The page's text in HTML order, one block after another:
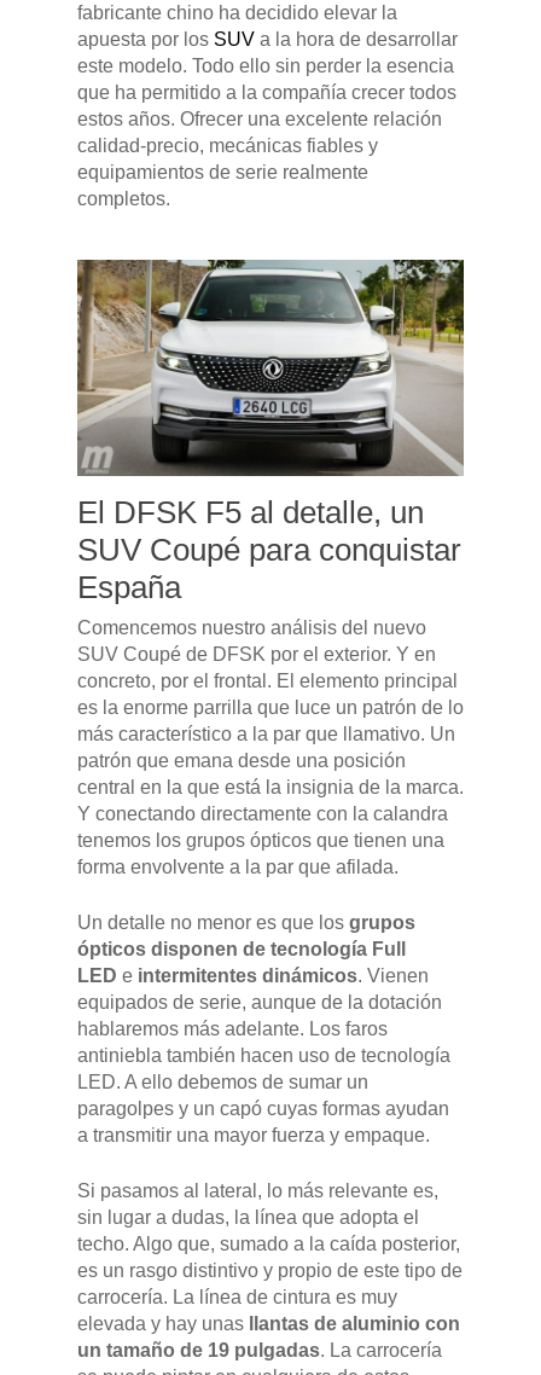
fabricante chino ha decidido elevar la
apuesta por los SUV a la hora de desarrollar
este modelo. Todo ello sin perder la esencia
que ha permitido a la compañía crecer todos
estos años. Ofrecer una excelente relación
calidad-precio, mecánicas fiables y
equipamientos de serie realmente
completos.
El DFSK F5 al detalle, un
SUV Coupé para conquistar
España
Comencemos nuestro análisis del nuevo
SUV Coupé de DFSK por el exterior. Y en
concreto, por el frontal. El elemento principal
es la enorme parrilla que luce un patrón de lo
más característico a la par que llamativo. Un
patrón que emana desde una posición
central en la que está la insignia de la marca.
Y conectando directamente con la calandra
tenemos los grupos ópticos que tienen una
forma envolvente a la par que afilada.
Un detalle no menor es que los grupos
ópticos disponen de tecnología Full
LED e intermitentes dinámicos. Vienen
equipados de serie, aunque de la dotación
hablaremos más adelante. Los faros
antiniebla también hacen uso de tecnología
LED. A ello debemos de sumar un
paragolpes y un capó cuyas formas ayudan
a transmitir una mayor fuerza y empaque.
Si pasamos al lateral, lo más relevante es,
sin lugar a dudas, la línea que adopta el
techo. Algo que, sumado a la caída posterior,
es un rasgo distintivo y propio de este tipo de
carrocería. La línea de cintura es muy
elevada y hay unas
llantas de aluminio con
un tamaño de 19 pulgadas. La carrocería